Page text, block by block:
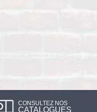
CONSULTEZ NOS
CATALOGUES